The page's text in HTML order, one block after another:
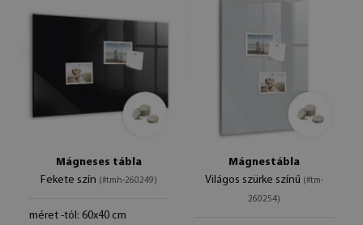
Mágneses tábla
Fekete szín (#tmh-260249)
méret -tól: 60x40 cm
Mágnestábla
Világos szürke színű (#tm-
260254)